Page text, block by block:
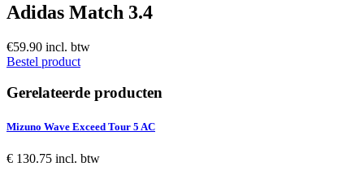
Adidas Match 3.4
€59.90 incl. btw
Bestel product
Gerelateerde producten
Mizuno Wave Exceed Tour 5 AC
€ 130.75 incl. btw